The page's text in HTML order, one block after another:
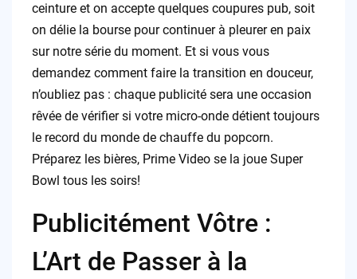
ceinture et on accepte quelques coupures pub, soit
on délie la bourse pour continuer à pleurer en paix
sur notre série du moment. Et si vous vous
demandez comment faire la transition en douceur,
n’oubliez pas : chaque publicité sera une occasion
rêvée de vérifier si votre micro-onde détient toujours
le record du monde de chauffe du popcorn.
Préparez les bières, Prime Video se la joue Super
Bowl tous les soirs!
Publicitément Vôtre :
L’Art de Passer à la